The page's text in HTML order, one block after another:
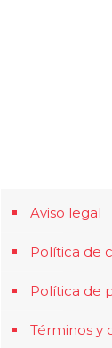
Aviso legal
Política de
Política de
Términos y